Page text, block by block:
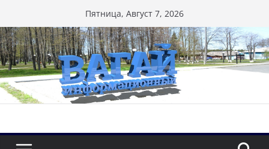
к
содержимому
Пятница, Август 7, 2026